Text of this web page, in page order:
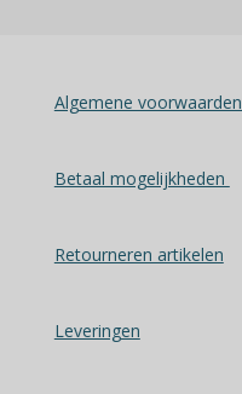
Algemene voorwaarden
Betaal mogelijkheden
Retourneren artikelen
Leveringen